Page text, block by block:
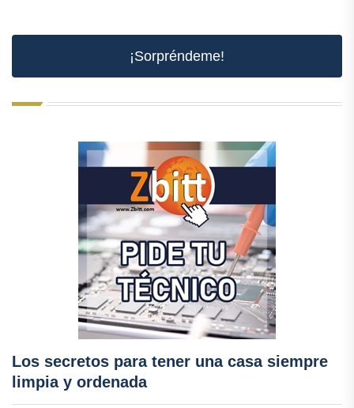
¡Sorpréndeme!
Los secretos para tener una casa siempre
limpia y ordenada